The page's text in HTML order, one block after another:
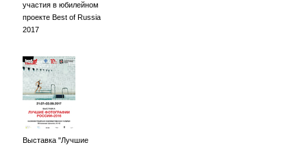
участия в юбилейном
проекте Best of Russia
2017
Выставка "Лучшие